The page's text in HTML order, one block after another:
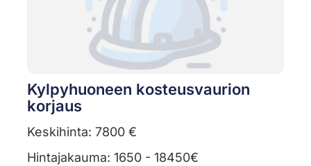
Kylpyhuoneen kosteusvaurion
korjaus
Keskihinta: 7800 €
Hintajakauma: 1650 - 18450€